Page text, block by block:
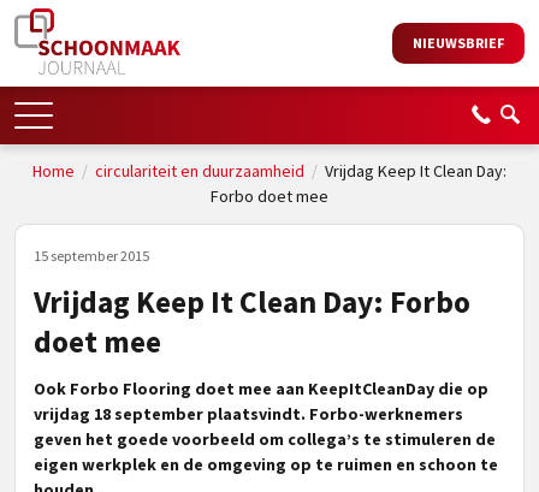
NIEUWSBRIEF
Home / circulariteit en duurzaamheid / Vrijdag Keep It Clean Day:
Forbo doet mee
15 september 2015
Vrijdag Keep It Clean Day: Forbo
doet mee
Ook Forbo Flooring doet mee aan KeepItCleanDay die op
vrijdag 18 september plaatsvindt. Forbo-werknemers
geven het goede voorbeeld om collega’s te stimuleren de
eigen werkplek en de omgeving op te ruimen en schoon te